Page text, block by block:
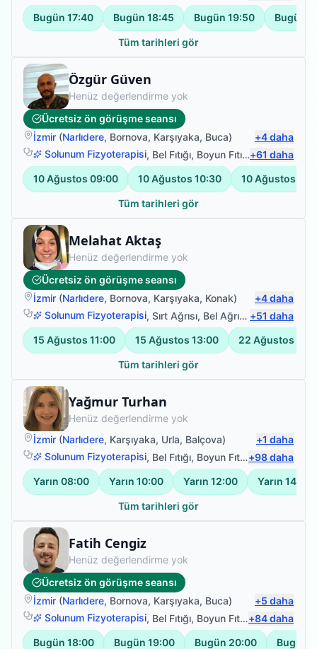
Bugün 17:40 Bugün 18:45 Bugün 19:50 Bugün
Tüm tarihleri gör
Özgür Güven
Fizyoterapist
Henüz değerlendirme yok
Ücretsiz ön görüşme seansı
İzmir (Narlıdere, Bornova, Karşıyaka, Buca) +4daha
Solunum Fizyoterapisi, Bel Fıtığı, Boyun Fıtığı ,Omuz Bağ
+61 daha
10 Ağustos 09:00 10 Ağustos 10:30 10 Ağustos
Tüm tarihleri gör
Melahat Aktaş
Fizyoterapist
Henüz değerlendirme yok
Ücretsiz ön görüşme seansı
İzmir (Narlıdere, Bornova, Karşıyaka, Konak) +4daha
Solunum Fizyoterapisi, Sırt Ağrısı, Bel Ağrısı ,Kinezyolojik
+51 daha
15 Ağustos 11:00 15 Ağustos 13:00 22 Ağustos
Tüm tarihleri gör
Yağmur Turhan
Fizyoterapist
Henüz değerlendirme yok
İzmir (Narlıdere, Karşıyaka, Urla, Balçova) +1 daha
Solunum Fizyoterapisi, Bel Fıtığı, Boyun Fıtığı ,Omuz Bağ
+98daha
Yarın 08:00 Yarın 10:00 Yarın 12:00 Yarın 14:00
Tüm tarihleri gör
Fatih Cengiz
Fizyoterapist
Henüz değerlendirme yok
Ücretsiz ön görüşme seansı
İzmir (Narlıdere, Bornova, Karşıyaka, Buca) +5 daha
Solunum Fizyoterapisi, Bel Fıtığı, Boyun Fıtığı ,Omuz Bağ
+84daha
Bugün 18:00 Bugün 19:00 Bugün 20:00 Bugün